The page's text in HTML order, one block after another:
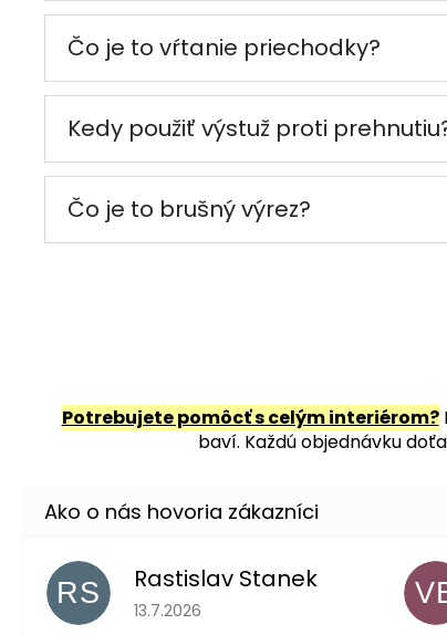
Čo je to vŕtanie priechodky?
Kedy použiť výstuž proti
Čo je to brušný výrez?
Potrebujete pomôcť s celým interiérom?
baví. Každú objednávku
RS Rastislav Stanek
Hodnotenie obchodu je 5 z 5 hviezdičiek.
13.7.2026